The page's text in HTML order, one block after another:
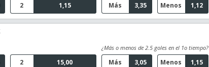
1,15
2 3,35
Más 1,12
Menos
15,00
2
¿Más o menos de 2.5 goles en el 1o tiempo?
3,05
Más 1,15
Menos